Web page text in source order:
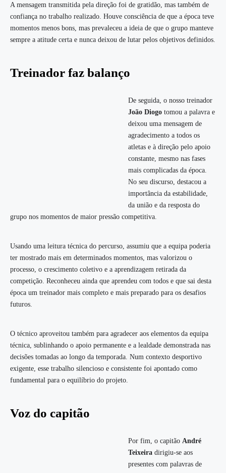
A mensagem transmitida pela direção foi de gratidão, mas também de
confiança no trabalho realizado. Houve consciência de que a época teve
momentos menos bons, mas prevaleceu a ideia de que o grupo manteve
sempre a atitude certa e nunca deixou de lutar pelos objetivos definidos.
Treinador faz balanço
De seguida, o nosso treinador
João Diogo tomou a palavra e
deixou uma mensagem de
agradecimento a todos os
atletas e à direção pelo apoio
constante, mesmo nas fases
mais complicadas da época.
No seu discurso, destacou a
importância da estabilidade,
da união e da resposta do
grupo nos momentos de maior pressão competitiva.
Usando uma leitura técnica do percurso, assumiu que a equipa poderia
ter mostrado mais em determinados momentos, mas valorizou o
processo, o crescimento coletivo e a aprendizagem retirada da
competição. Reconheceu ainda que aprendeu com todos e que sai desta
época um treinador mais completo e mais preparado para os desafios
futuros.
O técnico aproveitou também para agradecer aos elementos da equipa
técnica, sublinhando o apoio permanente e a lealdade demonstrada nas
decisões tomadas ao longo da temporada. Num contexto desportivo
exigente, esse trabalho silencioso e consistente foi apontado como
fundamental para o equilíbrio do projeto.
Voz do capitão
Por fim, o capitão André
Teixeira dirigiu-se aos
presentes com palavras de